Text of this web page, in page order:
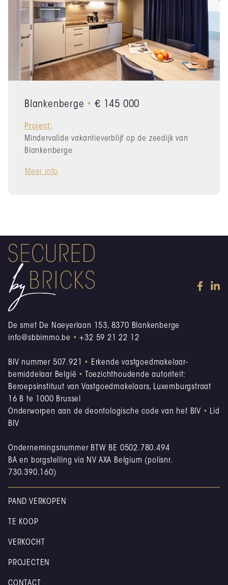
Blankenberge • € 145 000
Project:
Mindervalide vakantieverblijf op de zeedijk van
Blankenberge
Meer info
De smet De Naeyerlaan 153, 8370 Blankenberge
info@sbbimmo.be • +32 59 21 22 12
BIV nummer 507.921 • Erkende vastgoedmakelaar-
bemiddelaar België •
Toezichthoudende autoriteit:
Beroepsinstituut van Vastgoedmakelaars, Luxemburgstraat
16 B te 1000 Brussel
Onderworpen aan de deontologische code van het BIV • Lid
BIV
Ondernemingsnummer BTW BE 0502.780.494
BA en borgstelling via NV AXA Belgium (polisnr.
730.390.160)
PAND VERKOPEN
TE KOOP
VERKOCHT
PROJECTEN